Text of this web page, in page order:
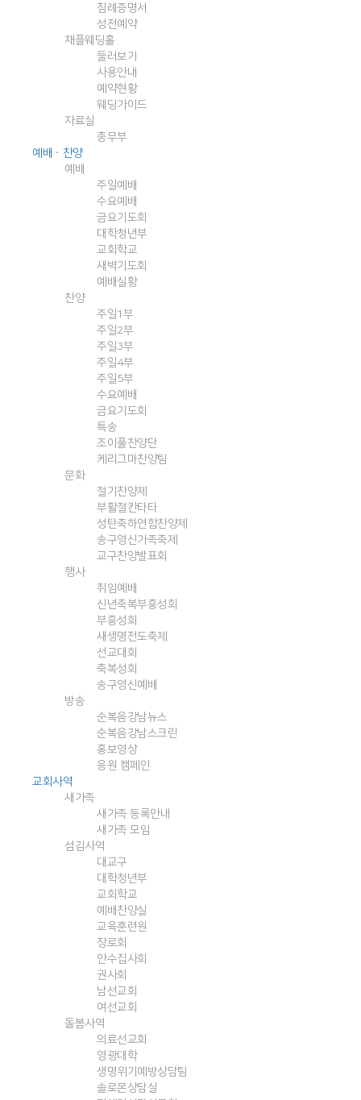
침례증명서
성전예약
채플웨딩홀
둘러보기
사용안내
예약현황
웨딩가이드
자료실
총무부
예배ㆍ찬양
예배
주일예배
수요예배
금요기도회
대학청년부
교회학교
새벽기도회
예배실황
찬양
주일1부
주일2부
주일3부
주일4부
주일5부
수요예배
금요기도회
특송
조이풀찬양단
케리그마찬양팀
문화
절기찬양제
부활절칸타타
성탄축하연합찬양제
송구영신가족축제
교구찬양발표회
행사
취임예배
신년축복부흥성회
부흥성회
새생명전도축제
선교대회
축복성회
송구영신예배
방송
순복음강남뉴스
순복음강남스크린
홍보영상
응원 캠페인
교회사역
새가족
새가족 등록안내
새가족 모임
섬김사역
대교구
대학청년부
교회학교
예배찬양실
교육훈련원
장로회
안수집사회
권사회
남선교회
여선교회
돌봄사역
의료선교회
영광대학
생명위기예방상담팀
솔로몬상담실